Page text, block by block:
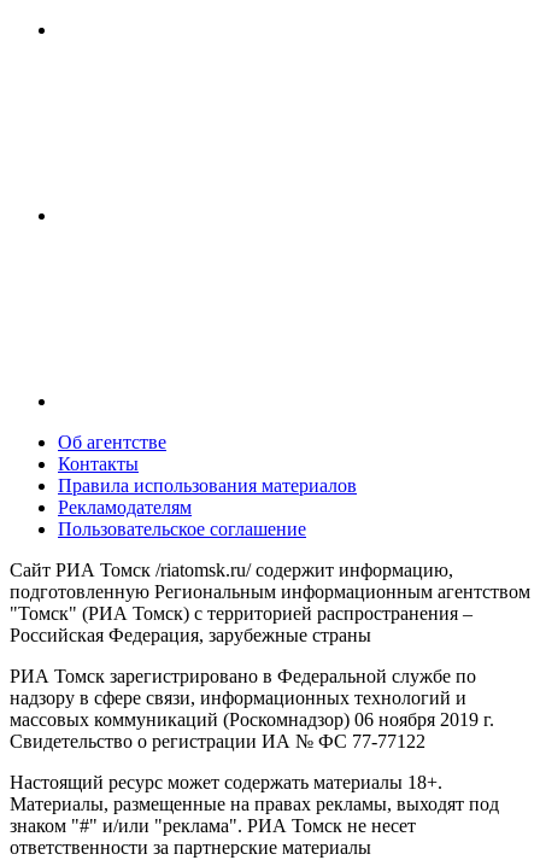
Об агентстве
Контакты
Правила использования материалов
Рекламодателям
Пользовательское соглашение
Сайт РИА Томск /riatomsk.ru/ содержит информацию,
подготовленную Региональным информационным агентством
"Томск" (РИА Томск) с территорией распространения –
Российская Федерация, зарубежные страны
РИА Томск зарегистрировано в Федеральной службе по
надзору в сфере связи, информационных технологий и
массовых коммуникаций (Роскомнадзор) 06 ноября 2019 г.
Свидетельство о регистрации ИА № ФС 77-77122
Настоящий ресурс может содержать материалы 18+.
Материалы, размещенные на правах рекламы, выходят под
знаком "#" и/или "реклама". РИА Томск не несет
ответственности за партнерские материалы